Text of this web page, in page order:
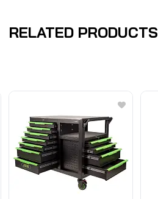
RELATED PRODUCTS